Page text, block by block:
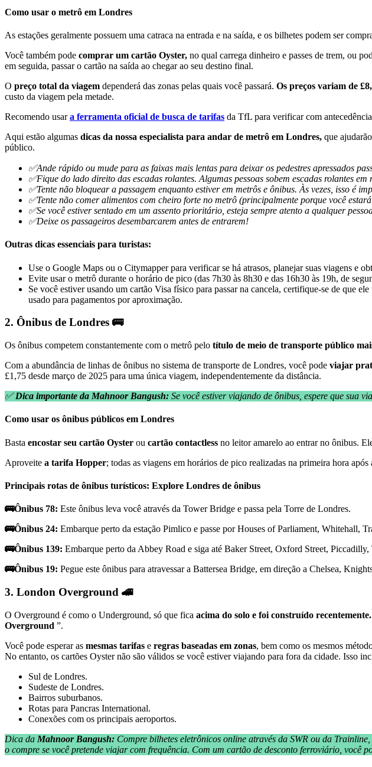
Como usar o metrô em Londres
As estações geralmente possuem uma catraca na entrada e na saída, e os bilhetes podem ser
Você também pode comprar um cartão Oyster, no qual carrega dinheiro e passes de trem, ou
em seguida, passar o cartão na saída ao chegar ao seu destino final.
O preço total da viagem dependerá das zonas pelas quais você passará. Os preços variam de
custo da viagem pela metade.
Recomendo usara ferramenta oficial de busca de tarifas da TfL para verificar com
Aqui estão algumas dicas da nossa especialista para andar de metrô em Londres, que
público.
✅Ande rápido ou mude para as faixas mais lentas para deixar os pedestres apressados
✅Fique do lado direito das escadas rolantes. Algumas pessoas sobem escadas rolantes
✅Tente não bloquear a passagem enquanto estiver em metrôs e ônibus. Às vezes, isso é
✅Tente não comer alimentos com cheiro forte no metrô (principalmente porque você
✅Se você estiver sentado em um assento prioritário, esteja sempre atento a qualquer
✅Deixe os passageiros desembarcarem antes de entrarem!
Outras dicas essenciais para turistas:
Use o Google Maps ou o Citymapper para verificar se há atrasos, planejar suas viagens e
Evite usar o metrô durante o horário de pico (das 7h30 às 8h30 e das 16h30 às 19h, de
Se você estiver usando um cartão Visa físico para passar na cancela, certifique-se de que
usado para pagamentos por aproximação.
2. Ônibus de Londres 🚌
Os ônibus competem constantemente com o metrô pelo título de meio de transporte público
Com a abundância de linhas de ônibus no sistema de transporte de Londres, você pode viajar
£1,75 desde março de 2025 para uma única viagem, independentemente da distância.
✅Dica importante da Mahnoor Bangush: Se você estiver viajando de ônibus, espere que sua
Como usar os ônibus públicos em Londres
Basta encostar seu cartão Oyster ou cartão contactless no leitor amarelo ao entrar no ônibus.
Aproveite a tarifa Hopper; todas as viagens em horários de pico realizadas na primeira hora
Principais rotas de ônibus turísticos: Explore Londres de ônibus
🚌Ônibus 78: Este ônibus leva você através da Tower Bridge e passa pela Torre de Londres.
🚌Ônibus 24: Embarque perto da estação Pimlico e passe por Houses of Parliament, Whitehall,
🚌Ônibus 139: Embarque perto da Abbey Road e siga até Baker Street, Oxford Street,
🚌Ônibus 19: Pegue este ônibus para atravessar a Battersea Bridge, em direção a Chelsea,
3. London Overground 🚄
O Overground é como o Underground, só que fica acima do solo e foi construído recentemente.
Overground ”.
Você pode esperar as mesmas tarifas e regras baseadas em zonas, bem como os mesmos
No entanto, os cartões Oyster não são válidos se você estiver viajando para fora da cidade. Isso
Sul de Londres.
Sudeste de Londres.
Bairros suburbanos.
Rotas para Pancras International.
Conexões com os principais aeroportos.
Dica da Mahnoor Bangush: Compre bilhetes eletrônicos online através da SWR ou da
o compre se você pretende viajar com frequência. Com um cartão de desconto ferroviário, você